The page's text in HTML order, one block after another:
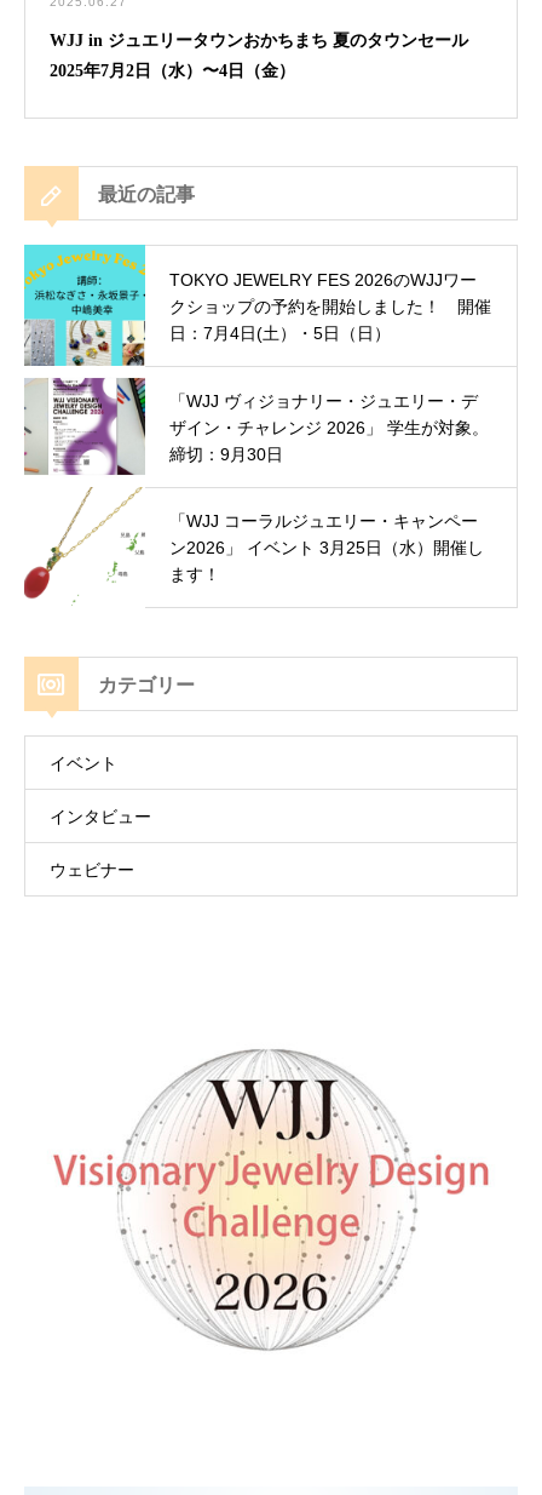
WJJ in ジュエリータウンおかちまち 夏のタウンセール
2025年7月2日（水）〜4日（金）
最近の記事
TOKYO JEWELRY FES 2026のWJJワー
クショップの予約を開始しました！ 開催
日：7月4日(土）・5日（日）
「WJJ ヴィジョナリー・ジュエリー・デ
ザイン・チャレンジ 2026」 学生が対象。
締切：9月30日
「WJJ コーラルジュエリー・キャンペー
ン2026」 イベント 3月25日（水）開催し
ます！
カテゴリー
イベント
インタビュー
ウェビナー